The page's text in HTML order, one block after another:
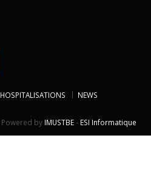
HOSPITALISATIONS
NEWS
Powered by IMUSTBE- ESI Informatique